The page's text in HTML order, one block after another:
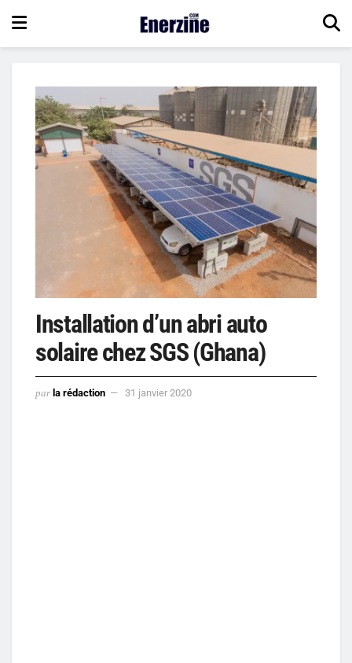
Installation d’un abri auto
solaire chez SGS (Ghana)
par la rédaction 31 janvier 2020